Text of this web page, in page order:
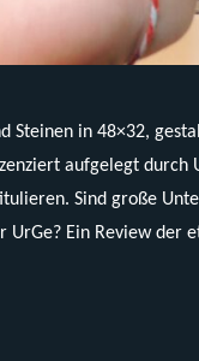
in 48×32,
aufgelegt
Sind große
Ein Review der
Square)“